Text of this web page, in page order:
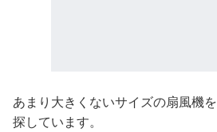
あまり大きくないサイズの扇風機を
探しています。